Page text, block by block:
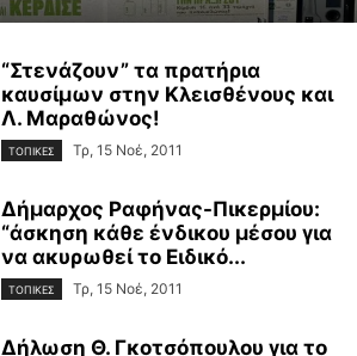
“Στενάζουν” τα πρατήρια
καυσίμων στην Κλεισθένους και
Λ. Μαραθώνος!
ΤΟΠΙΚΕΣ Τρ, 15 Νοέ, 2011
Δήμαρχος Ραφήνας-Πικερμίου:
“άσκηση κάθε ένδικου μέσου για
να ακυρωθεί το Ειδικό...
ΤΟΠΙΚΕΣ Τρ, 15 Νοέ, 2011
Δήλωση Θ. Γκοτσόπουλου για το